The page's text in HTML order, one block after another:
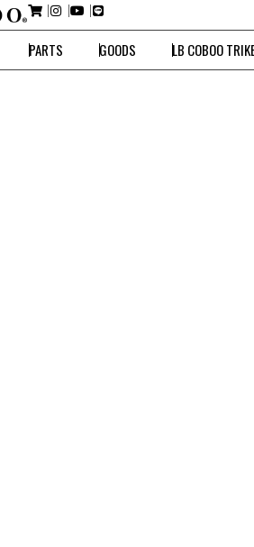
PARTS GOODS LB COBOO